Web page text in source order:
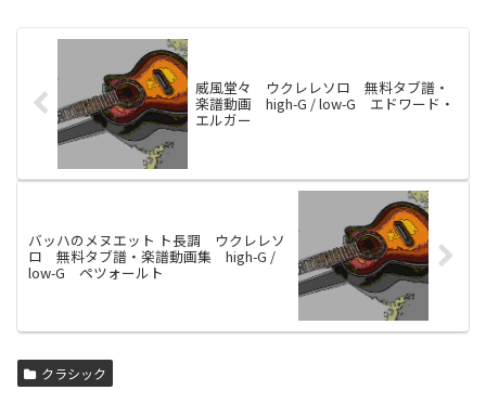
威風堂々 ウクレレソロ 無料タブ譜・
楽譜動画 high-G / low-G エドワード・
エルガー
バッハのメヌエット ト長調 ウクレレソ
ロ 無料タブ譜・楽譜動画集 high-G /
low-G ペツォールト
クラシック